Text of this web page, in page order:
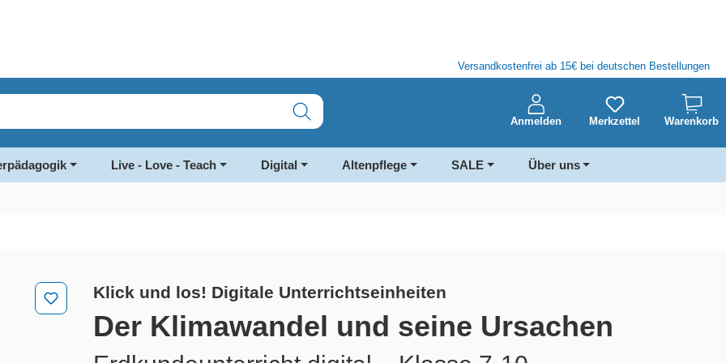
Versandkostenfrei ab 15€ bei deutschen Bestellungen
Anmelden Merkzettel Warenkorb
Live - Love - Teach Digital Altenpflege SALE Über uns
Klick und los! Digitale Unterrichtseinheiten
Der Klimawandel und seine Ursachen